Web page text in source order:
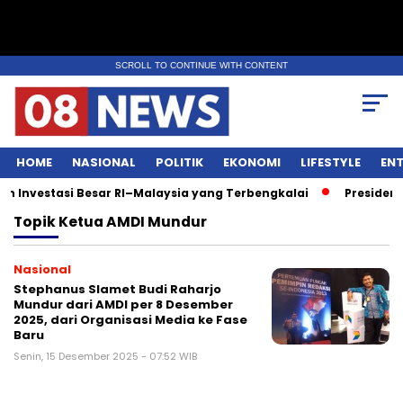
SCROLL TO CONTINUE WITH CONTENT
HOME NASIONAL POLITIK EKONOMI LIFESTYLE
Investasi Besar RI–Malaysia yang Terbengkalai Presiden
TopikKetua AMDI Mundur
Nasional
Stephanus Slamet Budi Raharjo
Mundur dari AMDI per 8 Desember
2025, dari Organisasi Media ke Fase
Baru
Senin, 15 Desember 2025 - 07:52 WIB